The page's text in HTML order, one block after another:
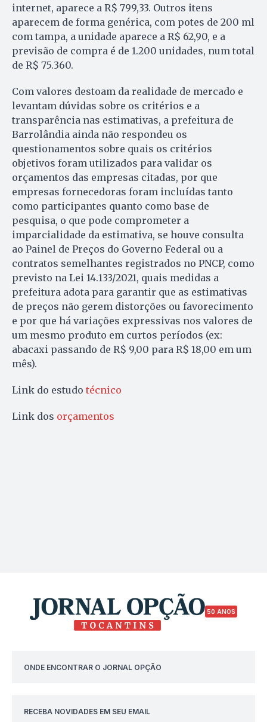
internet, aparece a R$ 799,33. Outros itens
aparecem de forma genérica, com potes de 200 ml
com tampa, a unidade aparece a R$ 62,90, e a
previsão de compra é de 1.200 unidades, num total
de R$ 75.360.
Com valores destoam da realidade de mercado e
levantam dúvidas sobre os critérios e a
transparência nas estimativas, a prefeitura de
Barrolândia ainda não respondeu os
questionamentos sobre quais os critérios
objetivos foram utilizados para validar os
orçamentos das empresas citadas, por que
empresas fornecedoras foram incluídas tanto
como participantes quanto como base de
pesquisa, o que pode comprometer a
imparcialidade da estimativa, se houve consulta
ao Painel de Preços do Governo Federal ou a
contratos semelhantes registrados no PNCP, como
previsto na Lei 14.133/2021, quais medidas a
prefeitura adota para garantir que as estimativas
de preços não gerem distorções ou favorecimento
e por que há variações expressivas nos valores de
um mesmo produto em curtos períodos (ex:
abacaxi passando de R$ 9,00 para R$ 18,00 em um
mês).
Link do estudo técnico
Link dos orçamentos
50 ANOS
ONDE ENCONTRAR O JORNAL OPÇÃO
RECEBA NOVIDADES EM SEU EMAIL